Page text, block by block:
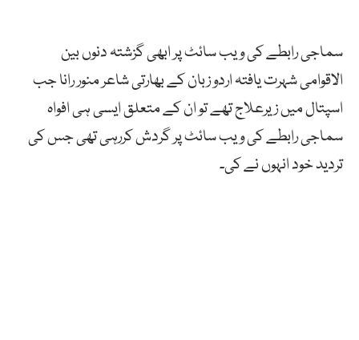
سماجی رابطے کی ویب سائٹ پر ابھی گزشتہ دنوں بین
الاقوامی شہرت یافتہ اردو زبان کے بھارتی شاعر منور رانا جب
اسپتال میں زیرعلاج تھے تو ان کے متعلق ایسی ہی افواہ
سماجی رابطے کی ویب سائٹ پر گردش کررہی تھی جس کی
تردید خود انہوں نے کی۔